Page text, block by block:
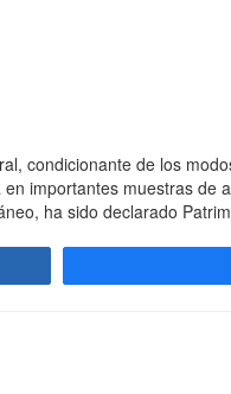
condicionante de los
importantes muestras de
ha sido declarado